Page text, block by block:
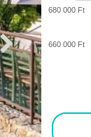
660 000 Ft
680 000 Ft